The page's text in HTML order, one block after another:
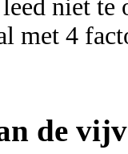
niet
met 4
de